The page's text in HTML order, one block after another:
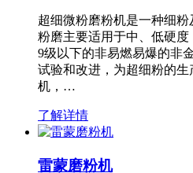
超细微粉磨粉机是一种细
粉磨主要适用于中、低硬
9级以下的非易燃易爆的非
试验和改进，为超细粉的
机，…
了解详情
雷蒙磨粉机